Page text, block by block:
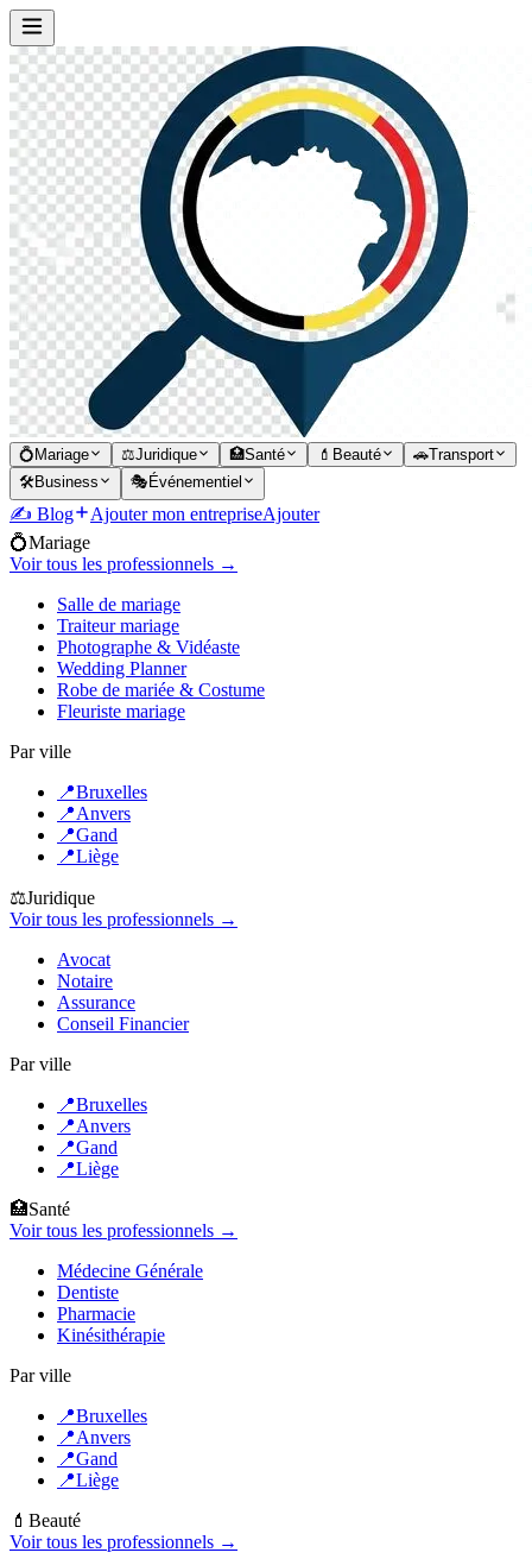
💍 Mariage ⚖️Juridique 🏥Santé 💄 Beauté 🚗Transport
🛠️Business 🎭 Événementiel
✍️ Blog Ajouter mon entrepriseAjouter
💍Mariage
Voir tous les professionnels →
Salle de mariage
Traiteur mariage
Photographe & Vidéaste
Wedding Planner
Robe de mariée & Costume
Fleuriste mariage
Par ville
📍Bruxelles
📍Anvers
📍Gand
📍Liège
⚖️Juridique
Voir tous les professionnels →
Avocat
Notaire
Assurance
Conseil Financier
Par ville
📍Bruxelles
📍Anvers
📍Gand
📍Liège
🏥Santé
Voir tous les professionnels →
Médecine Générale
Dentiste
Pharmacie
Kinésithérapie
Par ville
📍Bruxelles
📍Anvers
📍Gand
📍Liège
💄 Beauté
Voir tous les professionnels →